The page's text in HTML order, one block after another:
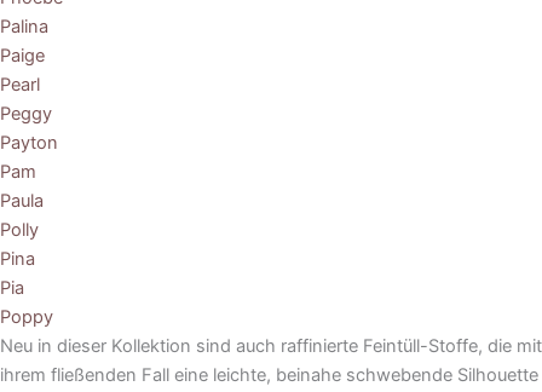
Palina
Paige
Pearl
Peggy
Payton
Pam
Paula
Polly
Pina
Pia
Poppy
Neu in dieser Kollektion sind auch raffinierte Feintüll-Stoffe, die mit
ihrem fließenden Fall eine leichte, beinahe schwebende Silhouette